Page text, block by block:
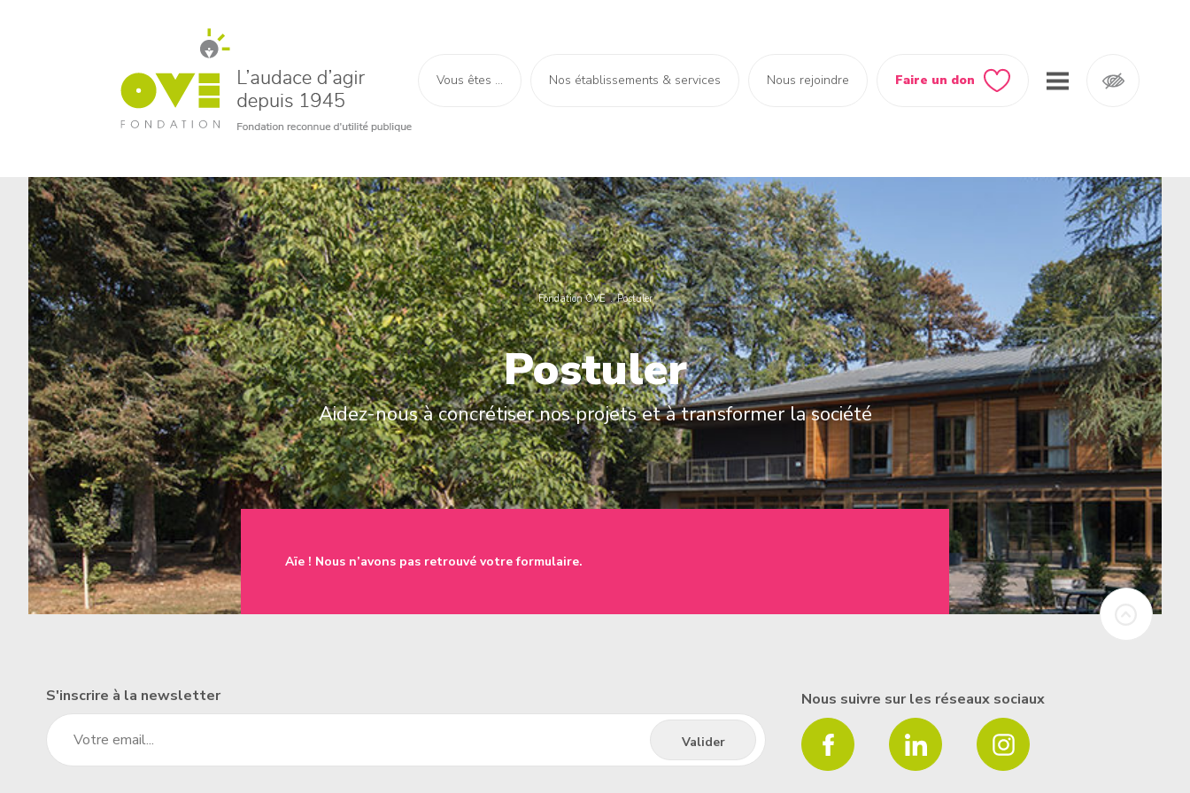
Vous êtes ... Nos établissements & services Nous rejoindre Faire un don
un bénévole
une famille
à l'emploi
un donateur
Fondation OVE Postuler
Postuler
Aidez-nous à concrétiser nos projets et à transformer la société
Aïe ! Nous n’avons pas retrouvé votre formulaire.
S'inscrire à la newsletter Nous suivre sur les réseaux sociaux